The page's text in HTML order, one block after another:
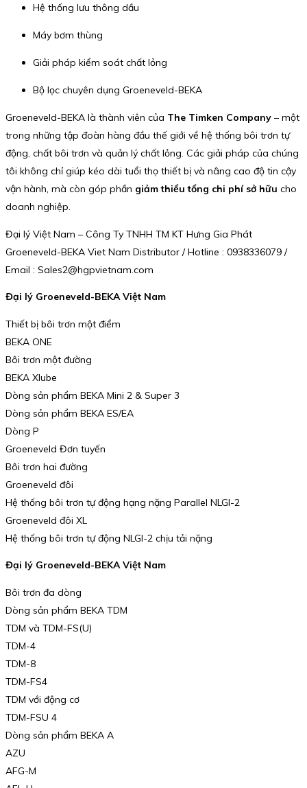
Hệ thống lưu thông dầu
Máy bơm thùng
Giải pháp kiểm soát chất lỏng
Bộ lọc chuyên dụng Groeneveld-BEKA
Groeneveld-BEKA là thành viên của The Timken Company – một
trong những tập đoàn hàng đầu thế giới về hệ thống bôi trơn tự
động, chất bôi trơn và quản lý chất lỏng. Các giải pháp của chúng
tôi không chỉ giúp kéo dài tuổi thọ thiết bị và nâng cao độ tin cậy
vận hành, mà còn góp phần giảm thiểu tổng chi phí sở hữu cho
doanh nghiệp.
Đại lý Việt Nam – Công Ty TNHH TM KT Hưng Gia Phát
Groeneveld-BEKA Viet Nam Distributor / Hotline : 0938336079 /
Email : Sales2@hgpvietnam.com
Đại lý Groeneveld-BEKA Việt Nam
Thiết bị bôi trơn một điểm
BEKA ONE
Bôi trơn một đường
BEKA Xlube
Dòng sản phẩm BEKA Mini 2 & Super 3
Dòng sản phẩm BEKA ES/EA
Dòng P
Groeneveld Đơn tuyến
Bôi trơn hai đường
Groeneveld đôi
Hệ thống bôi trơn tự động hạng nặng Parallel NLGI-2
Groeneveld đôi XL
Hệ thống bôi trơn tự động NLGI-2 chịu tải nặng
Đại lý Groeneveld-BEKA Việt Nam
Bôi trơn đa dòng
Dòng sản phẩm BEKA TDM
TDM và TDM-FS(U)
TDM-4
TDM-8
TDM-FS4
TDM với động cơ
TDM-FSU 4
Dòng sản phẩm BEKA A
AZU
AFG-M